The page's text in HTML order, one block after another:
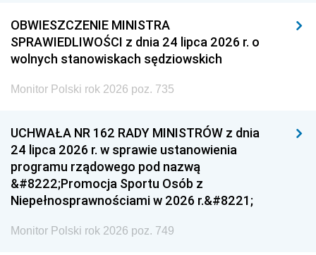
OBWIESZCZENIE MINISTRA
SPRAWIEDLIWOŚCI z dnia 24 lipca 2026 r. o
wolnych stanowiskach sędziowskich
Monitor Polski rok 2026 poz. 735
UCHWAŁA NR 162 RADY MINISTRÓW z dnia
24 lipca 2026 r. w sprawie ustanowienia
programu rządowego pod nazwą
&#8222;Promocja Sportu Osób z
Niepełnosprawnościami w 2026 r.&#8221;
Monitor Polski rok 2026 poz. 749